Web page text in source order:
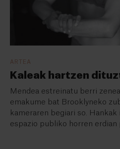
ARTEA
Kaleak hartzen
Mendea estreinatu berri
emakume bat Brooklyneko
kameraren begiari so. Hankak
espazio publiko horren erdian